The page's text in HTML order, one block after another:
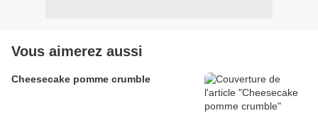
Vous aimerez aussi
Cheesecake pomme crumble